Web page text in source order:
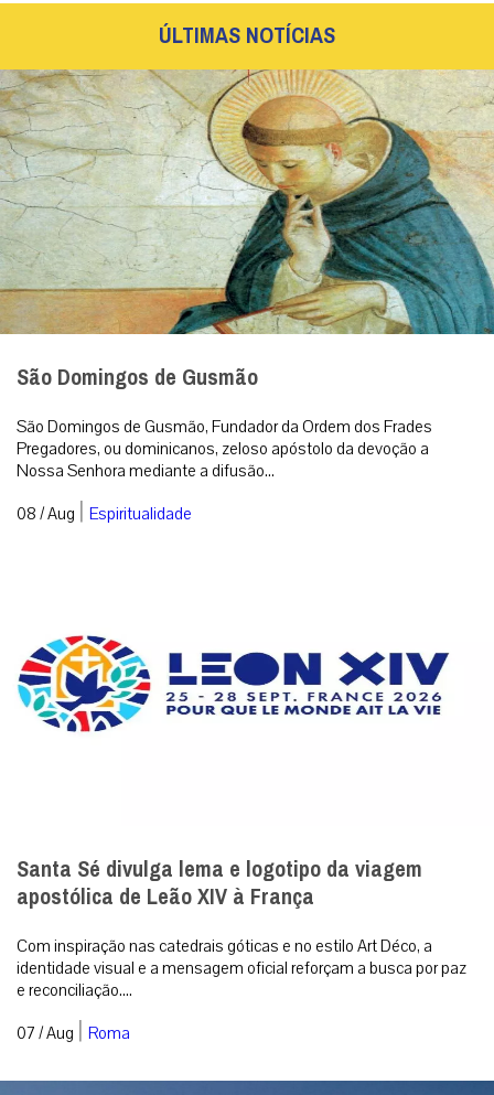
ÚLTIMAS NOTÍCIAS
São Domingos de Gusmão
São Domingos de Gusmão, Fundador da Ordem dos Frades
Pregadores, ou dominicanos, zeloso apóstolo da devoção a
Nossa Senhora mediante a difusão...
08 / Aug | Espiritualidade
Santa Sé divulga lema e logotipo da viagem
apostólica de Leão XIV à França
Com inspiração nas catedrais góticas e no estilo Art Déco, a
identidade visual e a mensagem oficial reforçam a busca por paz
e reconciliação....
07 / Aug | Roma